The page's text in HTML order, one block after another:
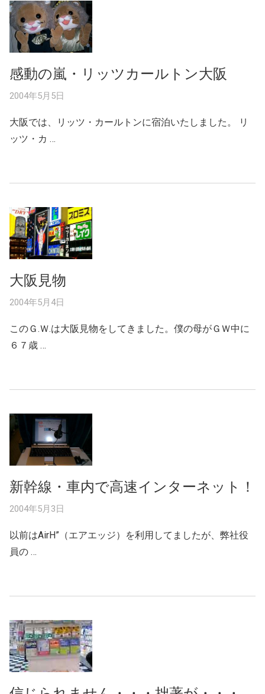
感動の嵐・リッツカールトン大阪
2004年5月5日
大阪では、リッツ・カールトンに宿泊いたしました。 リ
ッツ・カ …
大阪見物
2004年5月4日
このＧ.Ｗ.は大阪見物をしてきました。僕の母がＧＷ中に
６７歳 …
新幹線・車内で高速インターネット！
2004年5月3日
以前はAirH”（エアエッジ）を利用してましたが、弊社役
員の …